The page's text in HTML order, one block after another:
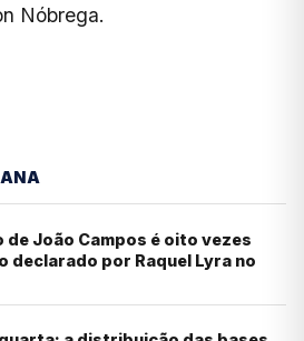
Nóbrega.
de João Campos é oito vezes
declarado por Raquel Lyra no